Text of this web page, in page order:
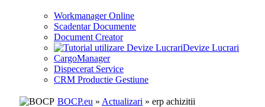
Workmanager Online
Scadentar Documente
Document Creator
Devize Lucrari
CargoManager
Dispecerat Service
CRM Productie Gestiune
BOCP.eu » Actualizari » erp achizitii